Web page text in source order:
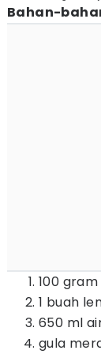
Bahan-
100
1 buah
650 ml
gula